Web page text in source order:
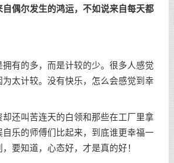
偶尔发生的鸿运，不如说来自每天都
有的多，而是计较的少。很多人感觉
为太计较。没有快乐，怎么会感觉到幸
还叫苦连天的白领和那些在工厂里拿
乐的师傅们比起来，到底谁更幸福一
要知道，心态好，才是真的好！